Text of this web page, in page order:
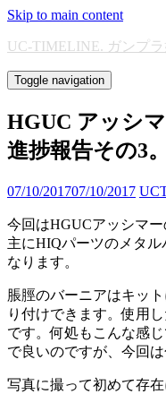
Skip to main content
UC-TIMELINE. ガンプ
Toggle navigation
HGUC アッシ
進捗報告その3。
07/10/201707/10/2017
今回はHGUCアッシマー
主にHIQパーツのメタ
なります。
脹脛のバーニアはキッ
り付けできます。使用
です。何処もこんな感
で良いのですが、今回
写真に撮って初めて存